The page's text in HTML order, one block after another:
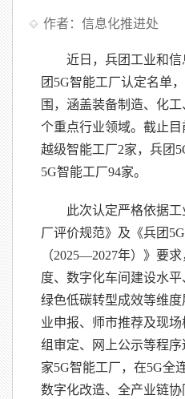
作者：信息化推进处
近日，兵团工业和
团5G智能工厂认定名单
围，涵盖装备制造、化
个重点行业领域。截止
越级智能工厂2家，兵团
5G智能工厂94家。
此次认定严格依据
厂评价规范》及《兵团
（2025—2027年）》要
度、数字化车间建设水平
绿色低碳转型成效等维
业申报、师市推荐及现
组审定、网上公示等程
家5G智能工厂，在5G全
数字化改造、全产业链